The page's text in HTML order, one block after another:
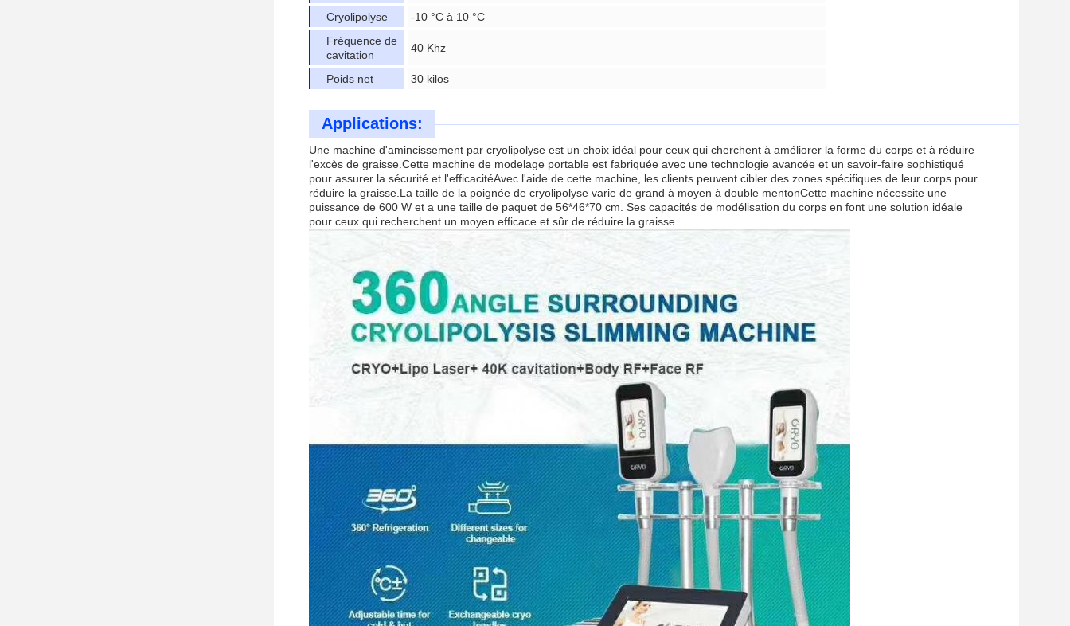
Cryolipolyse
-10 °C à 10 °C
Fréquence de
cavitation
40 Khz
Poids net 30 kilos
Applications:
Une machine d'amincissement par cryolipolyse est un choix idéal pour ceux qui cherchent à améliorer la forme du corps et à réduire
l'excès de graisse.Cette machine de modelage portable est fabriquée avec une technologie avancée et un savoir-faire sophistiqué
pour assurer la sécurité et l'efficacitéAvec l'aide de cette machine, les clients peuvent cibler des zones spécifiques de leur corps pour
réduire la graisse.La taille de la poignée de cryolipolyse varie de grand à moyen à double mentonCette machine nécessite une
puissance de 600 W et a une taille de paquet de 56*46*70 cm. Ses capacités de modélisation du corps en font une solution idéale
pour ceux qui recherchent un moyen efficace et sûr de réduire la graisse.